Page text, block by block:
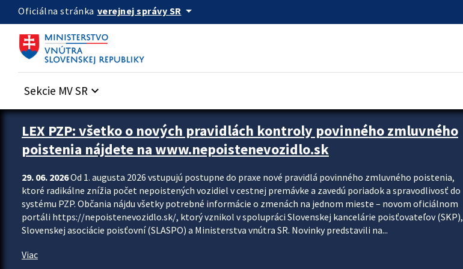
Preskocit na hlavný obsah
Oficiálna stránka verejnej správy SR arrow_drop_down
Sekcie MV SR keyboard_arrow_down
Zastavit automatický posun upútavok
LEX PZP: všetko o nových pravidlách kontroly povinného zmluvného
poistenia nájdete na www.nepoistenevozidlo.sk
29. 06. 2026Od 1. augusta 2026 vstupujú postupne do praxe nové pravidlá povinného zmluvného poistenia,
ktoré radikálne znížia počet nepoistených vozidiel v cestnej premávke a zavedú poriadok a spravodlivosť do
systému PZP. Občania nájdu všetky potrebné informácie o zmenách na jednom mieste – novom oficiálnom
portáli https://nepoistenevozidlo.sk/, ktorý vznikol v spolupráci Slovenskej kancelárie poisťovateľov (SKP),
Slovenskej asociácie poisťovní (SLASPO) a Ministerstva vnútra SR. Novinky predstavili na...
Viac